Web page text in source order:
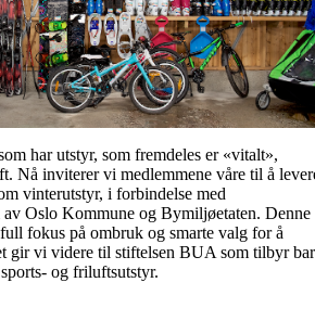
har utstyr, som fremdeles er «vitalt»,
Nå inviterer vi medlemmene våre til å
vinterutstyr, i forbindelse med
Oslo Kommune og Bymiljøetaten. Denne
fokus på ombruk og smarte valg for å
gir vi videre til stiftelsen BUA som tilbyr
og friluftsutstyr.